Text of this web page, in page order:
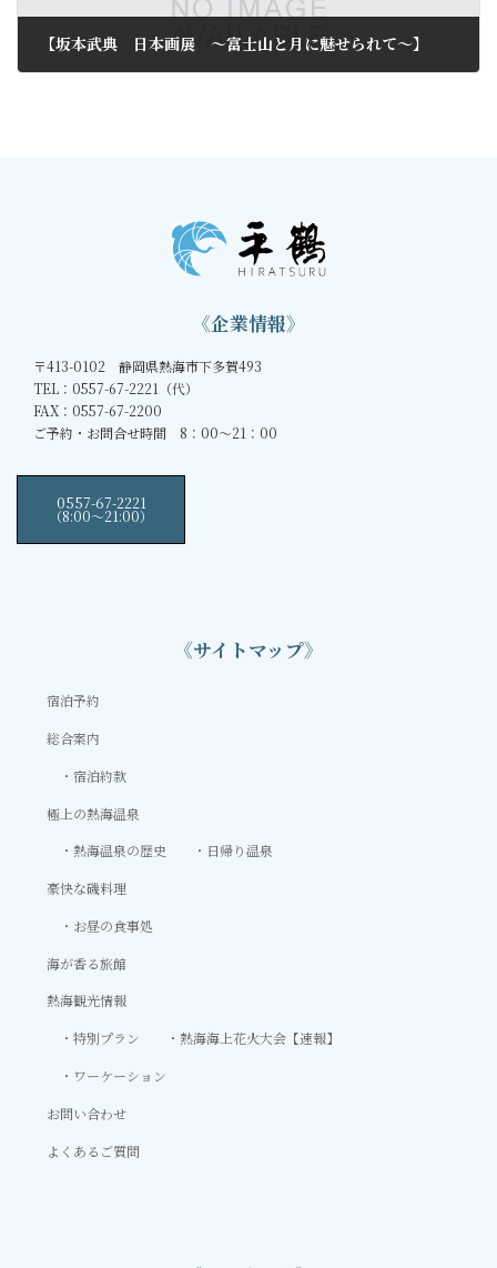
【坂本武典 日本画展 ～富士山と月に魅せられて～】
《企業情報》
〒413-0102 静岡県熱海市下多賀493
TEL：0557-67-2221（代）
FAX：0557-67-2200
ご予約・お問合せ時間 8：00～21：00
0557-67-2221
（8:00〜21:00）
《サイトマップ》
宿泊予約
総合案内
宿泊約款
極上の熱海温泉
熱海温泉の歴史
日帰り温泉
豪快な磯料理
お昼の食事処
海が香る旅館
熱海観光情報
特別プラン
熱海海上花火大会【速報】
ワーケーション
お問い合わせ
よくあるご質問